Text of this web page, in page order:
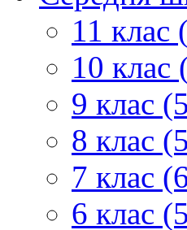
11 клас
10 клас
9 клас
8 клас
7 клас
6 клас